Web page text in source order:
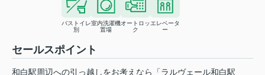
バストイレ
別
室内洗濯機
置場
オートロッ
ク
エレベータ
ー
セールスポイント
和白駅周辺への引っ越しをお考えなら「ラルヴェール和白駅